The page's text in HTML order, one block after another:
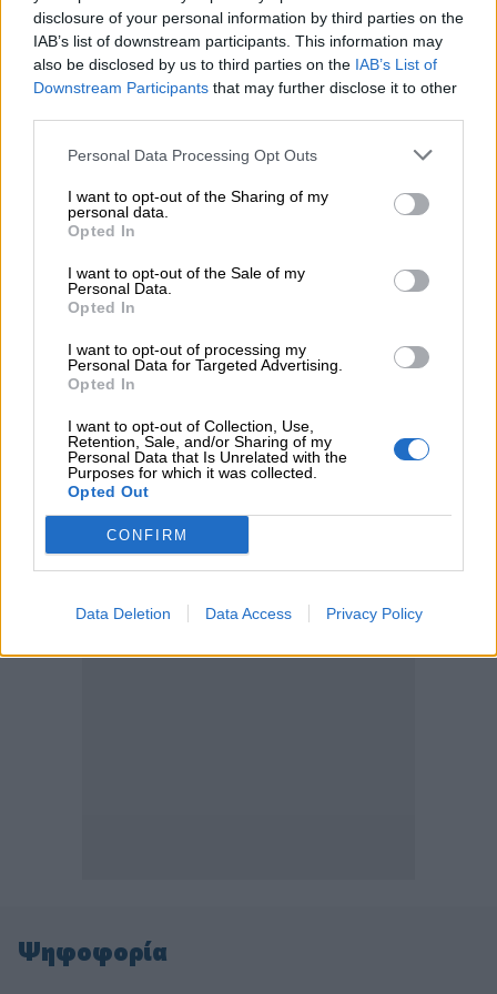
disclosure of your personal information by third parties on the
IAB’s list of downstream participants. This information may
also be disclosed by us to third parties on the IAB’s List of
Downstream Participants that may further disclose it to other
Personal Data Processing Opt Outs
I want to opt-out of the Sharing of my
personal data.
Opted In
I want to opt-out of the Sale of my
Personal Data.
Opted In
I want to opt-out of processing my
Personal Data for Targeted Advertising.
Opted In
I want to opt-out of Collection, Use,
Retention, Sale, and/or Sharing of my
Personal Data that Is Unrelated with the
Purposes for which it was collected.
Opted Out
CONFIRM
Data Deletion Data Access Privacy Policy
Η γαλλική «ψήφος» στο «καλώδιο» και τα συμφέροντα, οι
ελληνικές τράπεζες «πρωταθλήτριες» στα δάνεια, νέο deal
Βαρδινογιάννη- Εξάρχου και ο διπλασιασμός των κερδών της
ΔΕΗ
Randy Schekman, Νομπελίστας Ιατρικής: «Σε πέντε χρόνια
Πάρκινσον»
05.08.2026
Ε.Ε και παράνομη μετανάστευση: προτάσεις και δράσεις με
παρονομαστή το κοινό συμφέρον
Αντώνης Βουκλαρής - «ΕΡΡΙΚΟΣ ΝΤΥΝΑΝ»
Η νέα εποχή στην εκπαίδευση των ασφαλιστικών
διαμεσολαβητών
Ψηφοφορία